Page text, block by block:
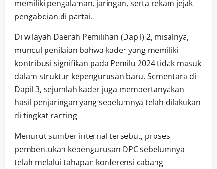
memiliki pengalaman, jaringan, serta rekam jejak
pengabdian di partai.
Di wilayah Daerah Pemilihan (Dapil) 2, misalnya,
muncul penilaian bahwa kader yang memiliki
kontribusi signifikan pada Pemilu 2024 tidak masuk
dalam struktur kepengurusan baru. Sementara di
Dapil 3, sejumlah kader juga mempertanyakan
hasil penjaringan yang sebelumnya telah dilakukan
di tingkat ranting.
Menurut sumber internal tersebut, proses
pembentukan kepengurusan DPC sebelumnya
telah melalui tahapan konferensi cabang